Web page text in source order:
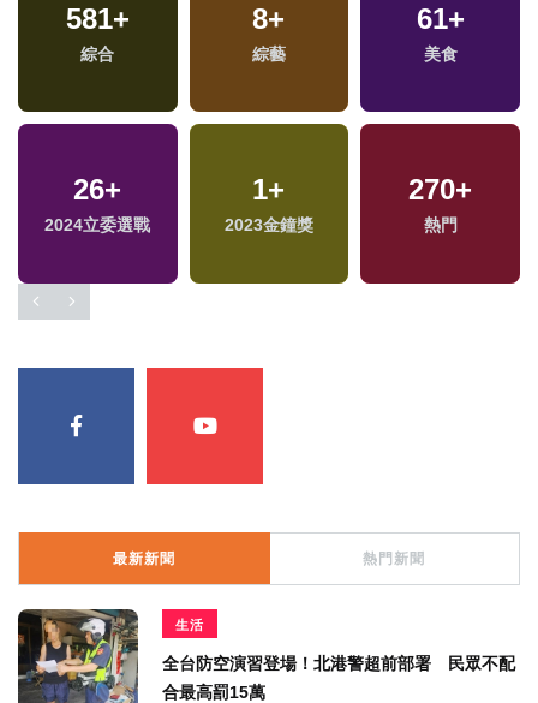
581+
綜合
8+
綜藝
61+
美食
26+
2024立委選戰
1+
2023金鐘獎
270+
熱門
最新新聞 熱門新聞
生活
全台防空演習登場！北港警超前部署 民眾不配
合最高罰15萬